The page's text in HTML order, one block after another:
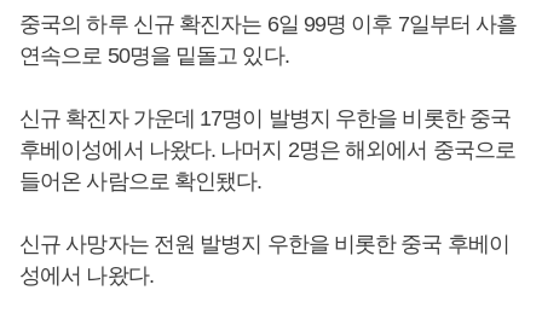
중국의 하루 신규 확진자는 6일 99명 이후 7일부터 사흘
연속으로 50명을 밑돌고 있다.
신규 확진자 가운데 17명이 발병지 우한을 비롯한 중국
후베이성에서 나왔다. 나머지 2명은 해외에서 중국으로
들어온 사람으로 확인됐다.
신규 사망자는 전원 발병지 우한을 비롯한 중국 후베이
성에서 나왔다.